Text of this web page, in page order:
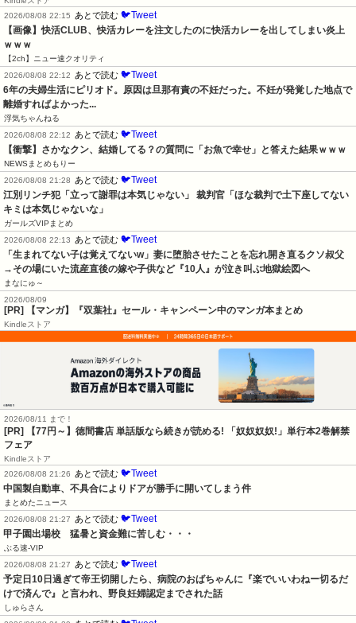
2026/08/08 22:15
あとで読む 🐦Tweet
【画像】快活CLUB、快活カレーを注文したのに快活カレーを出してしまい炎上
ｗｗｗ
【2ch】ニュー速クオリティ
2026/08/08 22:12
あとで読む 🐦Tweet
6年の夫婦生活にピリオド。原因は旦那有責の不妊だった。不妊が発覚した地点で
離婚すればよかった...
浮気ちゃんねる
2026/08/08 22:12
あとで読む 🐦Tweet
【衝撃】さかなクン、結婚してる？の質問に「お魚で幸せ」と答えた結果ｗｗｗ
NEWSまとめもりー
2026/08/08 21:28
あとで読む 🐦Tweet
江別リンチ犯「立って謝罪は本気じゃない」 裁判官「ほな裁判で土下座してない
キミは本気じゃないな」
ガールズVIPまとめ
2026/08/08 22:13
あとで読む 🐦Tweet
「生まれてない子は覚えてないw」妻に堕胎させたことを忘れ開き直るクソ叔父
→その場にいた流産直後の嫁や子供など『10人』が泣き叫ぶ地獄絵図へ
まなにゅ～
2026/08/09
[PR] 【マンガ】『双葉社』セール・キャンペーン中のマンガ本まとめ
Kindleストア
2026/08/11 まで！
[PR] 【77円～】徳間書店 単話版なら続きが読める! 「奴奴奴奴!」単行本2巻解禁
フェア
Kindleストア
2026/08/08 21:26
あとで読む 🐦Tweet
中国製自動車、不具合によりドアが勝手に開いてしまう件
まとめたニュース
2026/08/08 21:27
あとで読む 🐦Tweet
甲子園出場校　猛暑と資金難に苦しむ・・・
ぶる速-VIP
2026/08/08 21:27
あとで読む 🐦Tweet
予定日10日過ぎて帝王切開したら、病院のおばちゃんに『楽でいいわねー切るだ
けで済んで』と言われ、野良妊婦認定までされた話
しゅらさん